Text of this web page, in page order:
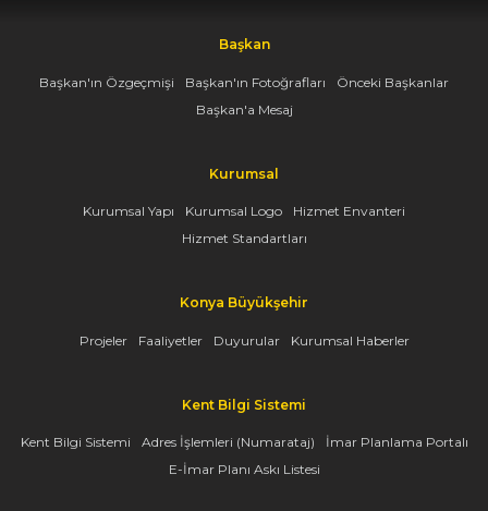
Başkan
Başkan'ın Özgeçmişi Başkan'ın Fotoğrafları
Önceki Başkanlar
Başkan'a Mesaj
Kurumsal
Kurumsal Yapı Kurumsal Logo
Hizmet Envanteri
Hizmet Standartları
Konya Büyükşehir
Projeler Faaliyetler Duyurular Kurumsal Haberler
Kent Bilgi Sistemi
Kent Bilgi Sistemi Adres İşlemleri (Numarataj)
İmar Planlama Portalı
E-İmar Planı Askı Listesi